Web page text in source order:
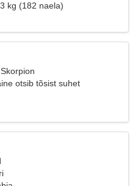
kg (182 naela)
otsib tõsist suhet